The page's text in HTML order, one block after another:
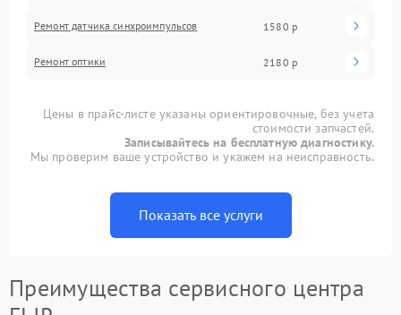
Ремонт датчика синхроимпульсов 1580 р
Ремонт оптики 2180 р
Цены в прайс-листе указаны ориентировочные, без учета
стоимости запчастей.
Записывайтесь на бесплатную диагностику.
Мы проверим ваше устройство и укажем на неисправность.
Показать все услуги
Преимущества сервисного центра